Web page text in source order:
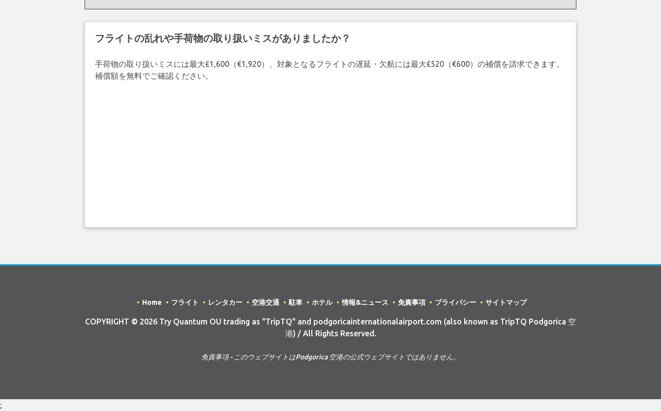
フライトの乱れや手荷物の取り扱いミスがありましたか？
手荷物の取り扱いミスには最大£1,600（€1,920）、対象となるフライトの遅延・欠航には最大£520（€600）の補償を請求できます。
補償額を無料でご確認ください。
Home フライト レンタカー 空港交通 駐車 ホテル 情報&ニュース 免責事項 プライバシー サイトマップ
COPYRIGHT © 2026 Try Quantum OU trading as "TripTQ" and podgoricainternationalairport.com (also known as TripTQ Podgorica 空
港) / All Rights Reserved.
免責事項 - このウェブサイトはPodgorica 空港の公式ウェブサイトではありません。
;